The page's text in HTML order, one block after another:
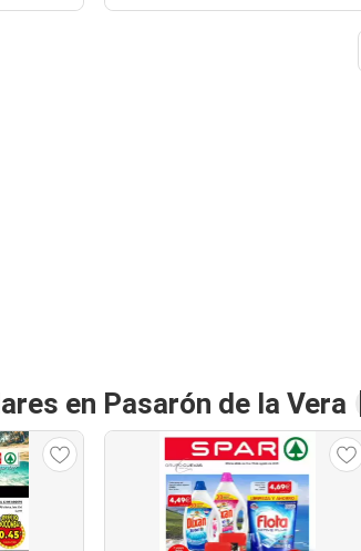
en Pasarón de la Vera